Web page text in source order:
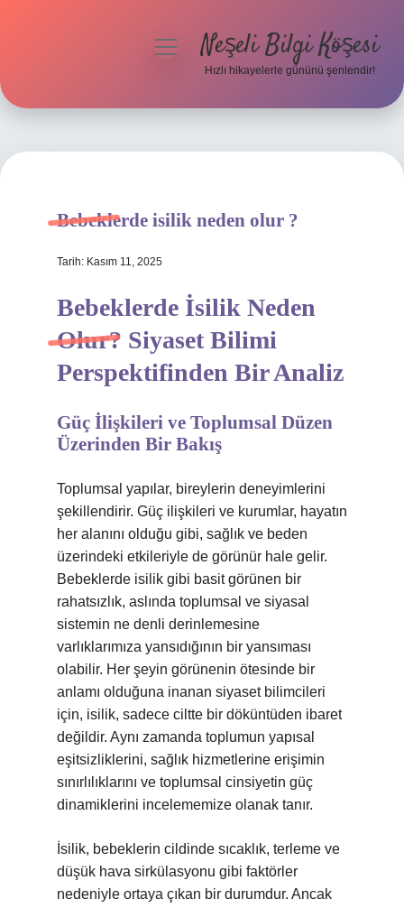
Hakkımızda
menüyüNeşeli Bilgi Köşesi
Hızlı hikayelerle gününü şenlendir!
Bebeklerde isilik neden olur ?
Tarih: Kasım 11, 2025
Bebeklerde İsilik Neden
Olur? Siyaset Bilimi
Perspektifinden Bir Analiz
Güç İlişkileri ve Toplumsal Düzen
Üzerinden Bir Bakış
Toplumsal yapılar, bireylerin deneyimlerini
şekillendirir. Güç ilişkileri ve kurumlar, hayatın
her alanını olduğu gibi, sağlık ve beden
üzerindeki etkileriyle de görünür hale gelir.
Bebeklerde isilik gibi basit görünen bir
rahatsızlık, aslında toplumsal ve siyasal
sistemin ne denli derinlemesine
varlıklarımıza yansıdığının bir yansıması
olabilir. Her şeyin görünenin ötesinde bir
anlamı olduğuna inanan siyaset bilimcileri
için, isilik, sadece ciltte bir döküntüden ibaret
değildir. Aynı zamanda toplumun yapısal
eşitsizliklerini, sağlık hizmetlerine erişimin
sınırlılıklarını ve toplumsal cinsiyetin güç
dinamiklerini incelememize olanak tanır.
İsilik, bebeklerin cildinde sıcaklık, terleme ve
düşük hava sirkülasyonu gibi faktörler
nedeniyle ortaya çıkan bir durumdur. Ancak